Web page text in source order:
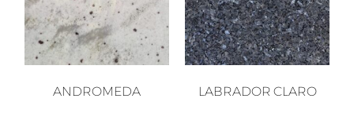
ANDROMEDA LABRADOR CLARO